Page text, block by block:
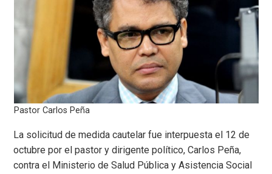
Pastor Carlos Peña
La solicitud de medida cautelar fue interpuesta el 12 de
octubre por el pastor y dirigente político, Carlos Peña,
contra el Ministerio de Salud Pública y Asistencia Social